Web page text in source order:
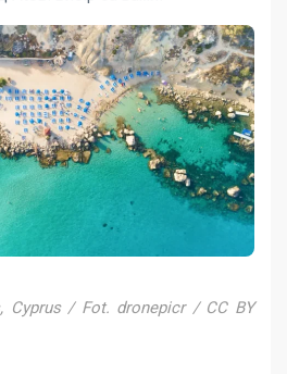
Cyprus / Fot. dronepicr / CC BY